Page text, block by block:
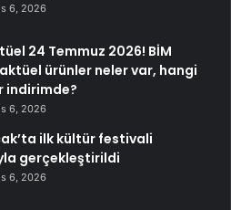
6, 2026
24 Temmuz 2026! BİM
ürünler neler var, hangi
indirimde?
6, 2026
ilk kültür festivali
gerçekleştirildi
6, 2026